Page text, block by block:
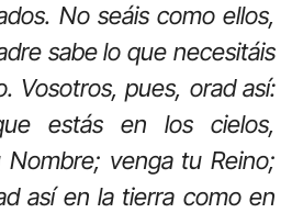
No seáis como ellos,
sabe lo que necesitáis
Vosotros, pues, orad así:
estás en los cielos,
venga tu Reino;
así en la tierra como en